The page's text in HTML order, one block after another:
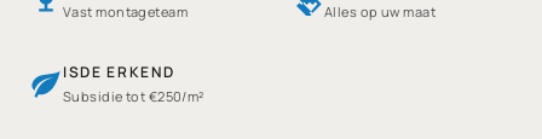
Vast montageteam Alles op uw maat
ISDE ERKEND
Subsidie tot €250/m²